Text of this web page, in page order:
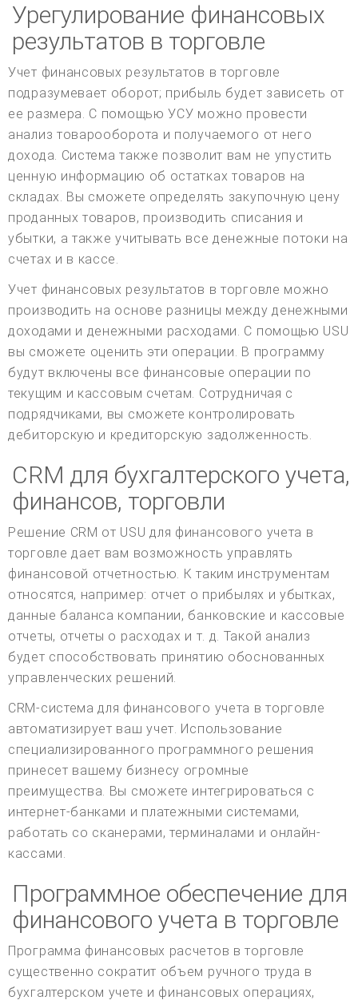
Урегулирование финансовых
результатов в торговле
Учет финансовых результатов в торговле
подразумевает оборот; прибыль будет зависеть от
ее размера. С помощью УСУ можно провести
анализ товарооборота и получаемого от него
дохода. Система также позволит вам не упустить
ценную информацию об остатках товаров на
складах. Вы сможете определять закупочную цену
проданных товаров, производить списания и
убытки, а также учитывать все денежные потоки на
счетах и в кассе.
Учет финансовых результатов в торговле можно
производить на основе разницы между денежными
доходами и денежными расходами. С помощью USU
вы сможете оценить эти операции. В программу
будут включены все финансовые операции по
текущим и кассовым счетам. Сотрудничая с
подрядчиками, вы сможете контролировать
дебиторскую и кредиторскую задолженность.
CRM для бухгалтерского учета,
финансов, торговли
Решение CRM от USU для финансового учета в
торговле дает вам возможность управлять
финансовой отчетностью. К таким инструментам
относятся, например: отчет о прибылях и убытках,
данные баланса компании, банковские и кассовые
отчеты, отчеты о расходах и т. д. Такой анализ
будет способствовать принятию обоснованных
управленческих решений.
CRM-система для финансового учета в торговле
автоматизирует ваш учет. Использование
специализированного программного решения
принесет вашему бизнесу огромные
преимущества. Вы сможете интегрироваться с
интернет-банками и платежными системами,
работать со сканерами, терминалами и онлайн-
кассами.
Программное обеспечение для
финансового учета в торговле
Программа финансовых расчетов в торговле
существенно сократит объем ручного труда в
бухгалтерском учете и финансовых операциях,